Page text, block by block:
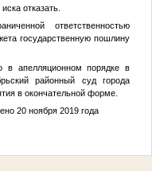
отказать.
ответственностью
государственную пошлину
в апелляционном порядке в
районный суд города
в окончательной форме.
20 ноября 2019 года